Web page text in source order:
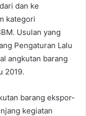
dan ke
kategori
Usulan yang
Pengaturan Lalu
angkutan barang
2019.
barang ekspor-
kegiatan